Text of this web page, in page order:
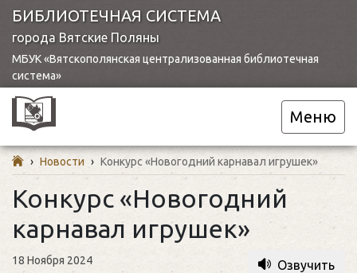
БИБЛИОТЕЧНАЯ СИСТЕМА
города Вятские Поляны
МБУК «Вятскополянская централизованная библиотечная
система»
Меню
› Новости › Конкурс «Новогодний карнавал игрушек»
Конкурс «Новогодний
карнавал игрушек»
18 Ноября 2024 Озвучить